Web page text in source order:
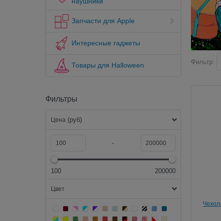
Запчасти для Apple
Интересные гаджеты
Товары для Halloween
Фильтры
Цена (руб)
-
100 200000
Цвет
Фильтр: